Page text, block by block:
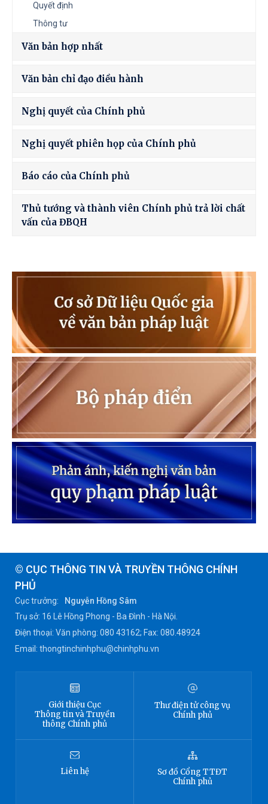
Quyết định
Thông tư
Văn bản hợp nhất
Văn bản chỉ đạo điều hành
Nghị quyết của Chính phủ
Nghị quyết phiên họp của Chính phủ
Báo cáo của Chính phủ
Thủ tướng và thành viên Chính phủ trả lời chất
vấn của ĐBQH
© CỤC THÔNG TIN VÀ TRUYỀN THÔNG CHÍNH
PHỦ
Cục trưởng:
Nguyễn Hồng Sâm
Trụ sở: 16 Lê Hồng Phong - Ba Đình - Hà Nội.
Điện thoại: Văn phòng: 080 43162; Fax: 080.48924
Email: thongtinchinhphu@chinhphu.vn
Giới thiệu Cục
Thông tinvà Truyền
thông Chính phủ
Thư điện tử công vụ
Chính phủ
Liên hệ Sơ đồ Cổng TTĐT
Chính phủ